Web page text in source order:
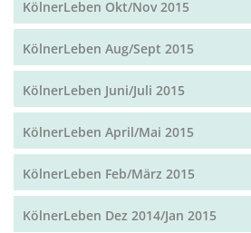
KölnerLeben Okt/Nov 2015
KölnerLeben Aug/Sept 2015
KölnerLeben Juni/Juli 2015
KölnerLeben April/Mai 2015
KölnerLeben Feb/März 2015
KölnerLeben Dez 2014/Jan 2015